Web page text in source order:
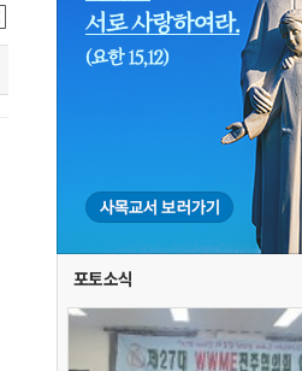
포토소식